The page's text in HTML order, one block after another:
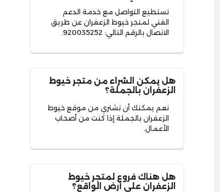
تستطيع التواصل مع خدمة الدعم
الفني لمتجر خيوط الزعفران عن طريق
الاتصال بالرقم التالي: 920035252.
هل يمكن الشراء من متجر خيوط
الزعفران بالجملة؟
نعم يمكنك أن تشتري من موقع خيوط
الزعفران بالجملة إذا كنت من أصحاب
الأعمال.
هل هناك فروع لمتجر خيوط
الزعفران على أرض الواقع؟